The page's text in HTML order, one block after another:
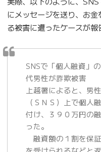
にメッセージを送り、お
る被害に遭ったケースが報
SNSで「個人融資」
代男性が詐欺被害
上越署によると、男
（ＳＮＳ）上で個人
付け、３９０万円の
った。
融資額の１割を保